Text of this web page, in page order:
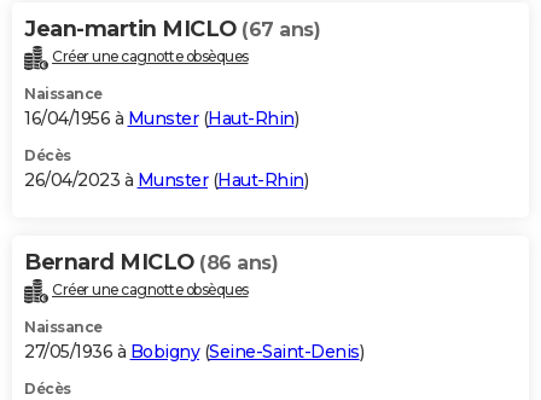
Jean-martin MICLO (67 ans)
Créer une cagnotte obsèques
Naissance
16/04/1956 à Munster(Haut-Rhin)
Décès
26/04/2023 à Munster(Haut-Rhin)
Bernard MICLO (86 ans)
Créer une cagnotte obsèques
Naissance
27/05/1936 à Bobigny(Seine-Saint-Denis)
Décès